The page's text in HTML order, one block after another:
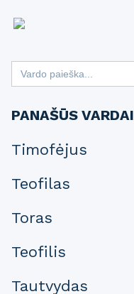
Search
for:
PANAŠŪS VARDAI
Timofėjus
Teofilas
Toras
Teofilis
Tautvydas